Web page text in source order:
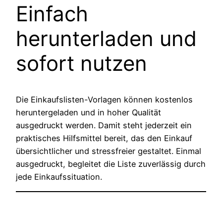
Einfach
herunterladen und
sofort nutzen
Die Einkaufslisten-Vorlagen können kostenlos
heruntergeladen und in hoher Qualität
ausgedruckt werden. Damit steht jederzeit ein
praktisches Hilfsmittel bereit, das den Einkauf
übersichtlicher und stressfreier gestaltet. Einmal
ausgedruckt, begleitet die Liste zuverlässig durch
jede Einkaufssituation.